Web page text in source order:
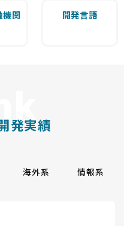
機関
開発言語
発実績
海外系 情報系